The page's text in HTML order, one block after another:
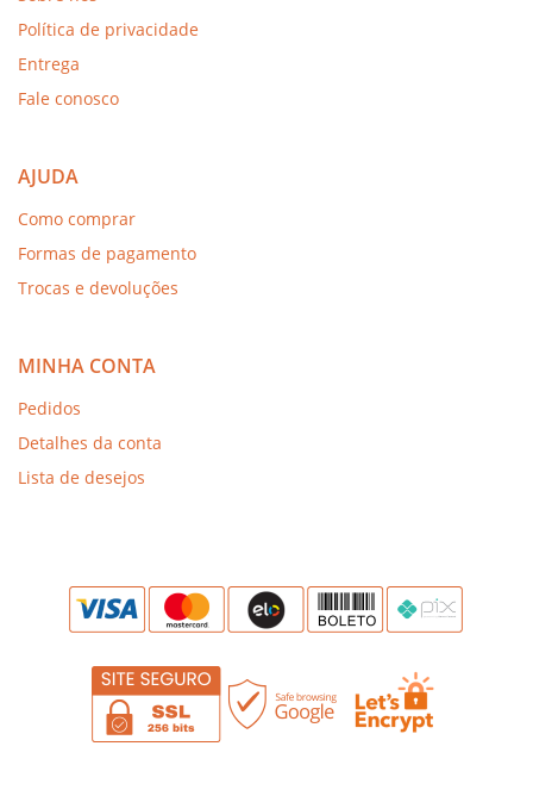
Política de privacidade
Entrega
Fale conosco
AJUDA
Como comprar
Formas de pagamento
Trocas e devoluções
MINHA CONTA
Pedidos
Detalhes da conta
Lista de desejos